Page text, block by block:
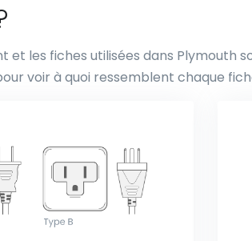
et les fiches utilisées dans Plymouth
voir à quoi ressemblent chaque